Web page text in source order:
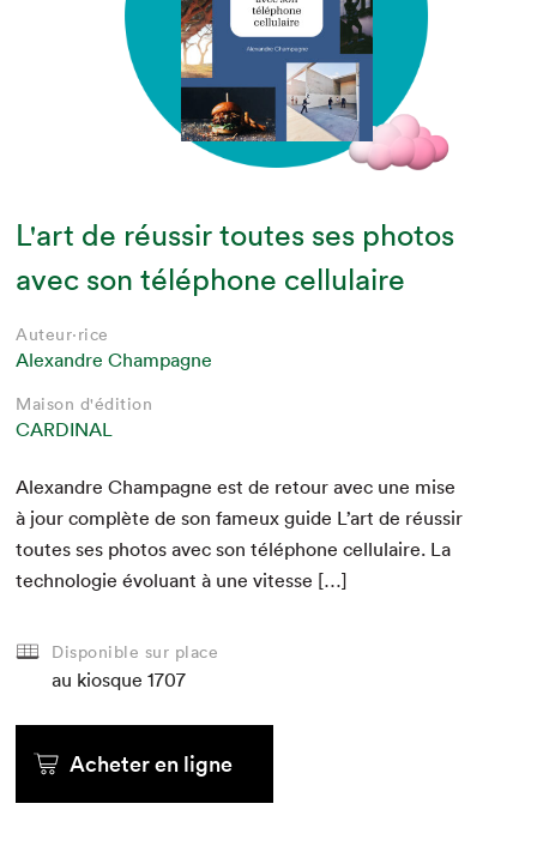
L'art de réussir toutes ses photos
avec son téléphone cellulaire
Auteur·rice
Alexandre Champagne
Maison d'édition
CARDINAL
Alexan­dre Cham­pagne est de retour avec une mise
à jour com­plète de son fameux guide L’art de réus­sir
toutes ses pho­tos avec son télé­phone cel­lu­laire. La
tech­nolo­gie évolu­ant à une vitesse […]
Disponible sur place
au kiosque 1707
Acheter en ligne